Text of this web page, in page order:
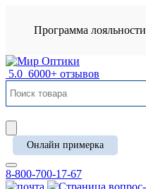
Программа лояльности
5.0 6000+ отзывов
Онлайн примерка
8-800-700-17-67